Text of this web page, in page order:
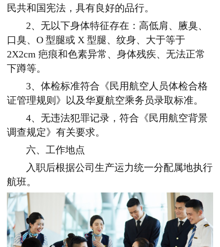
民共和国宪法，具有良好的品行。
2、无以下身体特征存在：高低肩、腋臭、
口臭、O 型腿或 X 型腿、纹身、大于等于
2X2cm 疤痕和色素异常、身体残疾、无法正常
下蹲等。
3、体检标准符合《民用航空人员体检合格
证管理规则》以及华夏航空乘务员录取标准。
4、无违法犯罪记录，符合《民用航空背景
调查规定》有关要求。
六、工作地点
入职后根据公司生产运力统一分配属地执行
航班。